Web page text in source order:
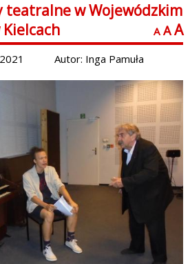
teatralne w Wojewódzkim
A A A
Autor: Inga Pamuła